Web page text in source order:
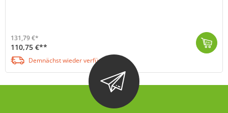
131,79 €*
110,75 €**
Demnächst wieder verfügbar